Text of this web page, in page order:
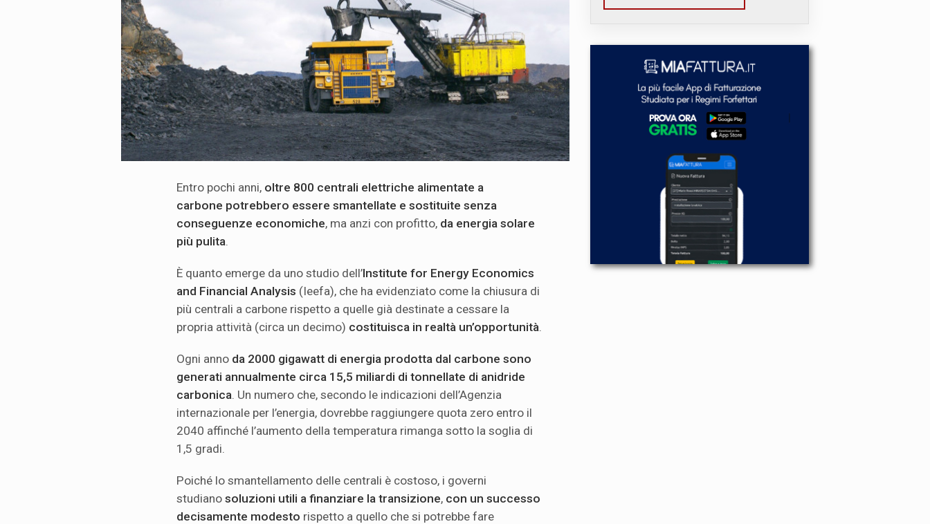
Entro pochi anni, oltre 800 centrali elettriche alimentate a
carbone potrebbero essere smantellate e sostituite senza
conseguenze economiche, ma anzi con profitto, da energia solare
più pulita
È quanto emerge da uno studio dell’Institute for Energy Economics
and Financial Analysis (Ieefa), che ha evidenziato come la chiusura di
più centrali a carbone rispetto a quelle già destinate a cessare la
propria attività (circa un decimo) costituisca in realtà un’opportunità
Ogni anno da 2000 gigawatt di energia prodotta dal carbone sono
generati annualmente circa 15,5 miliardi di tonnellate di anidride
carbonica . Un numero che, secondo le indicazioni dell’Agenzia
internazionale per l’energia, dovrebbe raggiungere quota zero entro il
2040 affinché l’aumento della temperatura rimanga sotto la soglia di
1,5 gradi.
Poiché lo smantellamento delle centrali è costoso, i governi
studiano soluzioni utili a finanziare la transizione, con un successo
decisamente modesto rispetto a quello che si potrebbe fare